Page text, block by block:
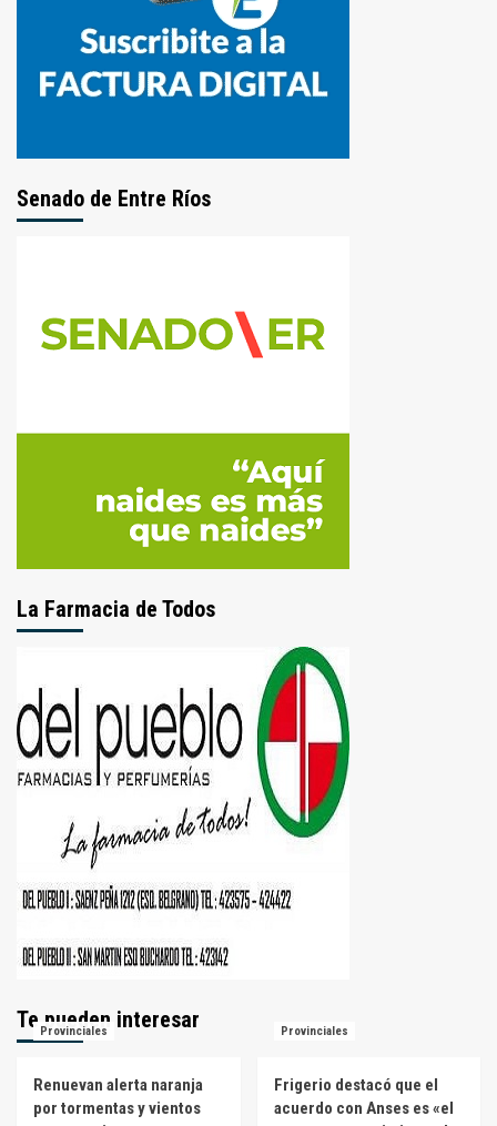
Senado de Entre Ríos
La Farmacia de Todos
Te pueden interesar
Provinciales
Renuevan alerta naranja
por tormentas y vientos
Provinciales
Frigerio destacó que el
acuerdo con Anses es «el